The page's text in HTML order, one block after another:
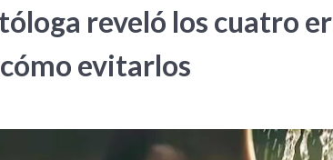
reveló los cuatro
evitarlos